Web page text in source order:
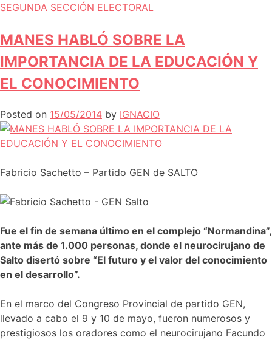
SEGUNDA SECCIÓN ELECTORAL
MANES HABLÓ SOBRE LA
IMPORTANCIA DE LA EDUCACIÓN Y
EL CONOCIMIENTO
Posted on 15/05/2014 by IGNACIO
Fabricio Sachetto – Partido GEN de SALTO
Fue el fin de semana último en el complejo “Normandina”,
ante más de 1.000 personas, donde el neurocirujano de
Salto disertó sobre “El futuro y el valor del conocimiento
en el desarrollo”.
En el marco del Congreso Provincial de partido GEN,
llevado a cabo el 9 y 10 de mayo, fueron numerosos y
prestigiosos los oradores como el neurocirujano Facundo